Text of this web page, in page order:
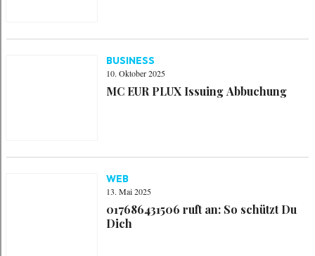
BUSINESS
10. Oktober 2025
MC EUR PLUX Issuing Abbuchung
WEB
13. Mai 2025
017686431506 ruft an: So schützt Du
Dich